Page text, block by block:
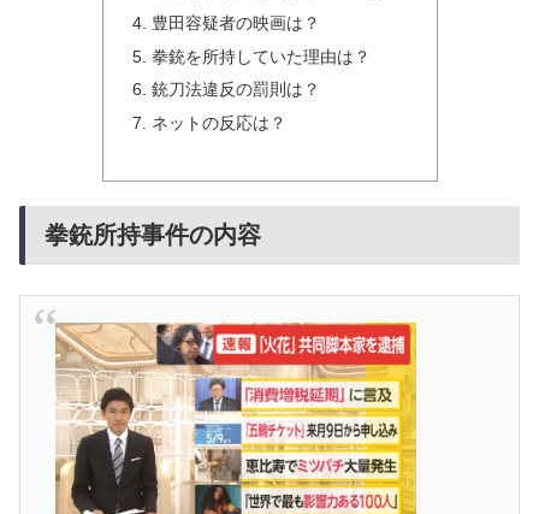
豊田容疑者の映画は？
拳銃を所持していた理由は？
銃刀法違反の罰則は？
ネットの反応は？
拳銃所持事件の内容